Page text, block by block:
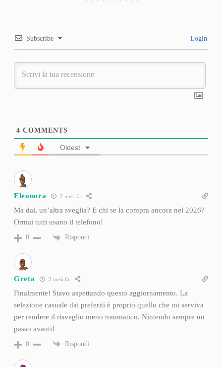
Subscribe Login
4 COMMENTS
Oldest
Eleonora 2 mesi fa
Ma dai, un’altra sveglia? E chi se la compra ancora nel 2026?
Ormai tutti usano il telefono!
0 Rispondi
Greta 2 mesi fa
Finalmente! Stavo aspettando questo aggiornamento. La
selezione casuale dai preferiti è proprio quello che mi serviva
per rendere il risveglio meno traumatico. Nintendo sempre un
passo avanti!
0 Rispondi